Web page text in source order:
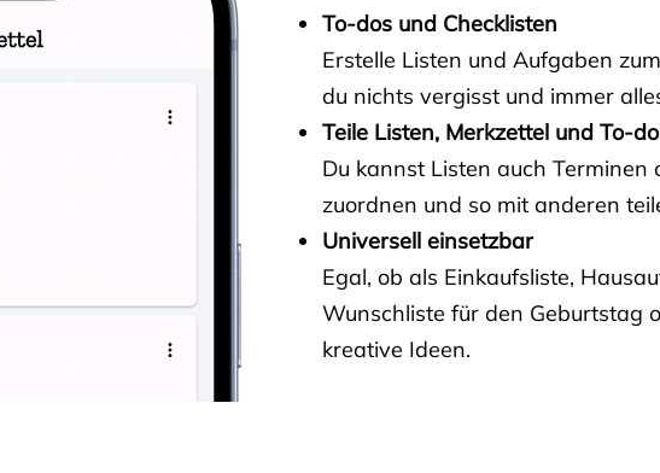
To-dos und Checklisten
Erstelle Listen und Aufgaben
du nichts vergisst und immer
Teile Listen, Merkzettel und To-
Du kannst Listen auch Terminen
zuordnen und so mit anderen
Universell einsetzbar
Egal, ob als Einkaufsliste,
Wunschliste für den Geburtstag
kreative Ideen.